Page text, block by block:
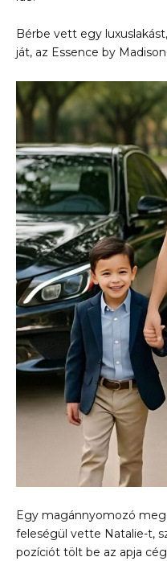
Bérbe vett egy
ját, az Essence by
Egy magánnyomozó
feleségül vette Natalie-t,
pozíciót tölt be az apja